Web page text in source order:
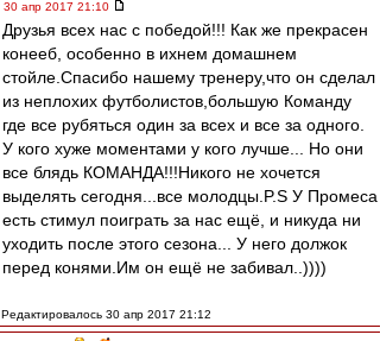
30 апр 2017 21:10
Друзья всех нас с победой!!! Как же прекрасен
конееб, особенно в ихнем домашнем
стойле.Спасибо нашему тренеру,что он сделал
из неплохих футболистов,большую Команду
где все рубяться один за всех и все за одного.
У кого хуже моментами у кого лучше... Но они
все блядь КОМАНДА!!!Никого не хочется
выделять сегодня...все молодцы.P.S У Промеса
есть стимул поиграть за нас ещё, и никуда ни
уходить после этого сезона... У него должок
перед конями.Им он ещё не забивал..))))
Редактировалось 30 апр 2017 21:12